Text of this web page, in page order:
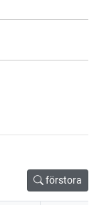
förstora